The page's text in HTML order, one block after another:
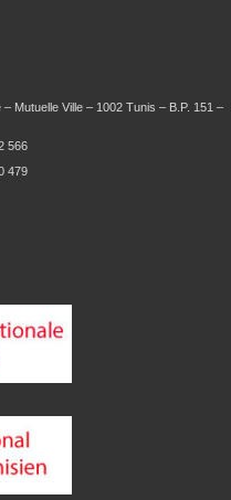
Mutuelle Ville – 1002 Tunis – B.P. 151 –
566
479